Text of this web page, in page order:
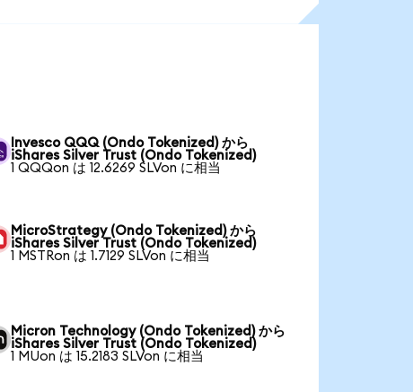
Invesco QQQ (Ondo Tokenized) から
iShares Silver Trust (Ondo Tokenized)
1 QQQon は 12.6269 SLVon に相当
MicroStrategy (Ondo Tokenized) から
iShares Silver Trust (Ondo Tokenized)
1 MSTRon は 1.7129 SLVon に相当
Micron Technology (Ondo Tokenized) から
iShares Silver Trust (Ondo Tokenized)
1 MUon は 15.2183 SLVon に相当